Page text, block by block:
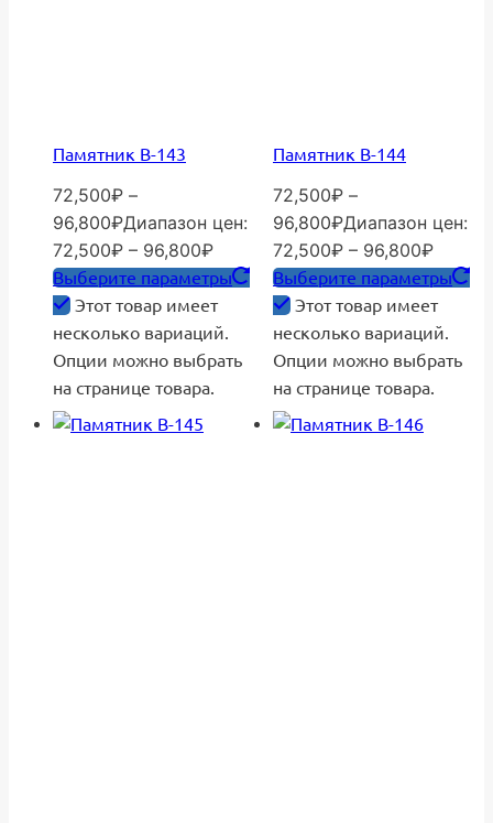
Памятник В-143
72,500₽ –
96,800₽Диапазон цен:
72,500₽ – 96,800₽
Выберите параметры
Этот товар имеет
несколько вариаций.
Опции можно выбрать
на странице товара.
Памятник В-144
72,500₽ –
96,800₽Диапазон цен:
72,500₽ – 96,800₽
Выберите параметры
Этот товар имеет
несколько вариаций.
Опции можно выбрать
на странице товара.